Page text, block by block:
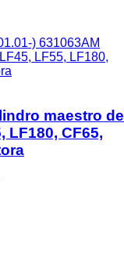
) 631063AM
LF55, LF180,
maestro de
LF180, CF65,